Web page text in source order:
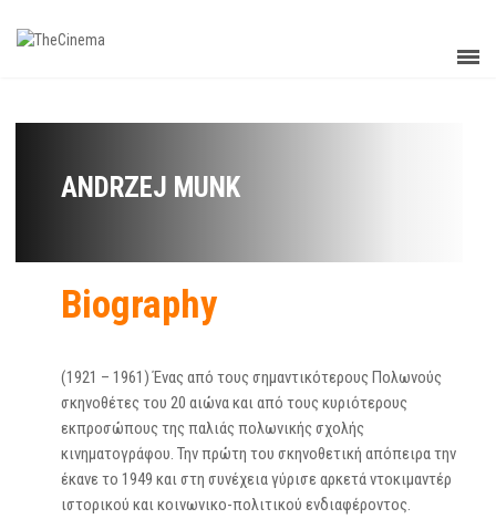
ANDRZEJ MUNK
Biography
(1921 – 1961) Ένας από τους σημαντικότερους Πολωνούς
σκηνοθέτες του 20 αιώνα και από τους κυριότερους
εκπροσώπους της παλιάς πολωνικής σχολής
κινηματογράφου. Την πρώτη του σκηνοθετική απόπειρα την
έκανε το 1949 και στη συνέχεια γύρισε αρκετά ντοκιμαντέρ
ιστορικού και κοινωνικο-πολιτικού ενδιαφέροντος.